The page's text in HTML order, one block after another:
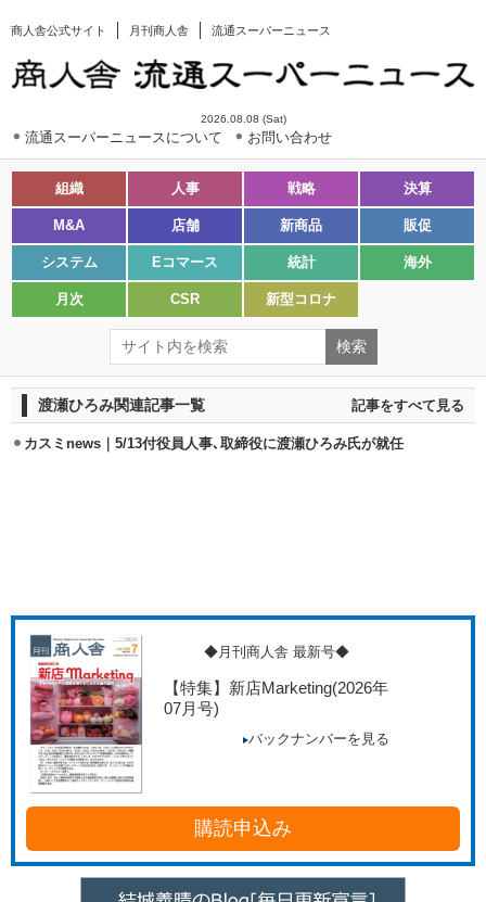
商人舎公式サイト 月刊商人舎 流通スーパーニュース
2026.08.08 (Sat)
流通スーパーニュースについて お問い合わせ
組織 人事 戦略 決算
M&A 店舗 新商品 販促
システム Eコマース 統計 海外
月次 CSR 新型コロナ
渡瀬ひろみ関連記事一覧 記事をすべて見る
カスミnews｜5/13付役員人事､取締役に渡瀬ひろみ氏が就任
◆月刊商人舎 最新号◆
【特集】新店Marketing(2026年
07月号)
バックナンバーを見る
購読申込み